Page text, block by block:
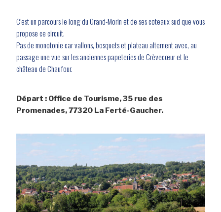
C’est un parcours le long du Grand-Morin et de ses coteaux sud que vous
propose ce circuit.
Pas de monotonie car vallons, bosquets et plateau alternent avec, au
passage une vue sur les anciennes papeteries de Crèvecœur et le
château de Chaufour.
Départ : Office de Tourisme, 35 rue des
Promenades, 77320 La Ferté-Gaucher.